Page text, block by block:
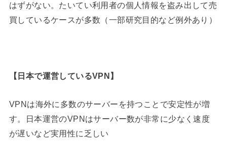
はずがない。たいてい利用者の個人情報を盗み出して売
買しているケースが多数（一部研究目的など例外あり）
【 日本で運営しているVPN】
VPNは海外に多数のサーバーを持つことで安定性が増
す。日本運営のVPNはサーバー数が非常に少なく速度
が遅いなど実用性に乏しい